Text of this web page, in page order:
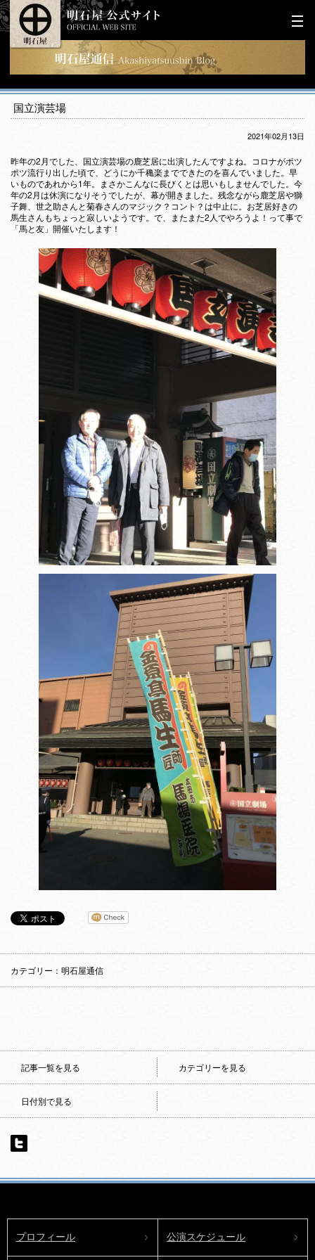
国立演芸場
2021年02月13日
昨年の2月でした、国立演芸場の鹿芝居に出演したんですよね。コロナがポツ
ポツ流行り出した頃で、どうにか千穐楽までできたのを喜んでいました。早
いものであれから1年。まさかこんなに長びくとは思いもしませんでした。今
年の2月は休演になりそうでしたが、幕が開きました。残念ながら鹿芝居や獅
子舞、世之助さんと菊春さんのマジック？コント？は中止に。お芝居好きの
馬生さんもちょっと寂しいようです。で、またまた2人でやろうよ！って事で
「馬と友」開催いたします！
カテゴリー：明石屋通信
記事一覧を見る カテゴリーを見る
日付別で見る
プロフィール 公演スケジュール